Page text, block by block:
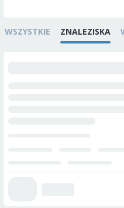
WSZYSTKIE ZNALEZISKA